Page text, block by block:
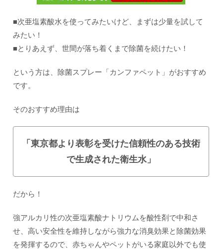
■次亜塩素酸水を使ってみたいけど、まずは少量を試して
みたい！
■とりあえず、世間が落ち着くまで除菌を続けたい！
という方は、除菌スプレー「カンファペット」がおすすめ
です。
そのおすすめ理由は
「 東京都より表彰を受けた信頼性のある技術
で生成された衛生水 」
だから！
強アルカリ性の次亜塩素酸ナトリウムを酸性剤で中和さ
せ、高い安全性を維持しながら強力な消臭効果と除菌効果
を発揮するので、赤ちゃんやペットがいる家庭以外でも使